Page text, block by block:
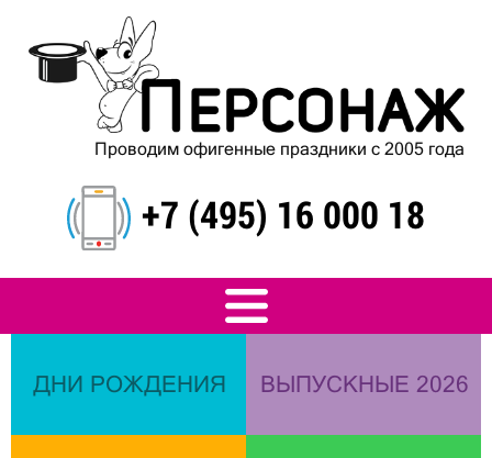
Проводим офигенные праздники с 2005 года
+7 (495) 16 000 18
ДНИ РОЖДЕНИЯ ВЫПУСКНЫЕ 2026